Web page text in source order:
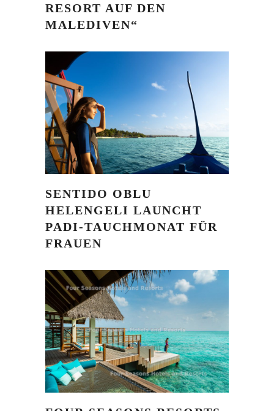
RESORT AUF DEN
MALEDIVEN“
SENTIDO OBLU
HELENGELI LAUNCHT
PADI-TAUCHMONAT FÜR
FRAUEN